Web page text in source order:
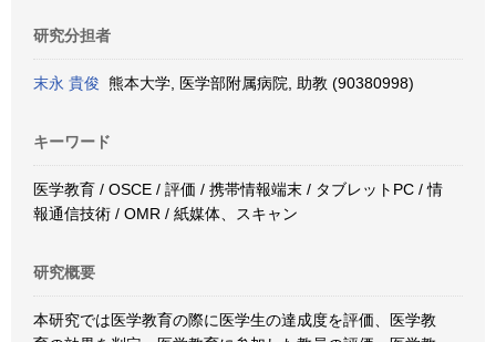
研究分担者
末永 貴俊 熊本大学, 医学部附属病院, 助教 (90380998)
キーワード
医学教育 / OSCE / 評価 / 携帯情報端末 / タブレットPC / 情
報通信技術 / OMR / 紙媒体、スキャン
研究概要
本研究では医学教育の際に医学生の達成度を評価、医学教